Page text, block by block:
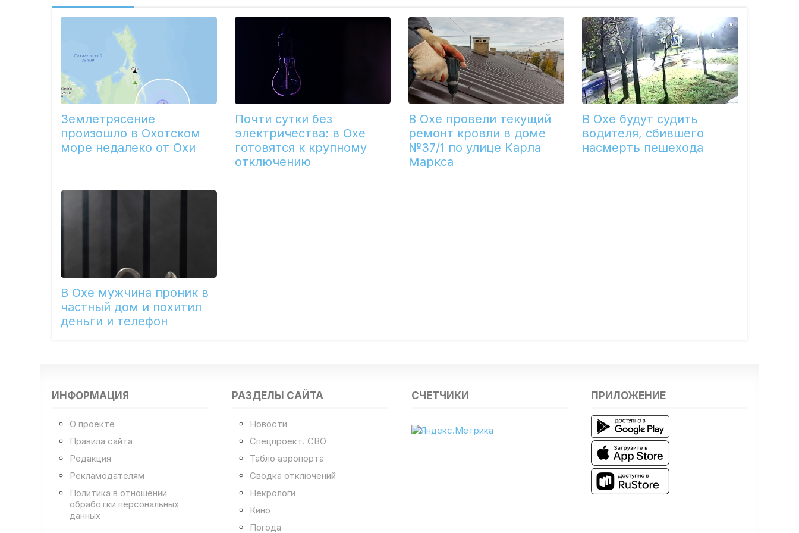
Землетрясение
произошло в Охотском
море недалеко от Охи
Почти сутки без
электричества: в Охе
готовятся к крупному
отключению
В Охе провели текущий
ремонт кровли в доме
№37/1 по улице Карла
Маркса
В Охе будут судить
водителя, сбившего
насмерть пешехода
В Охе мужчина проник в
частный дом и похитил
деньги и телефон
ИНФОРМАЦИЯ
О проекте
Правила сайта
Редакция
Рекламодателям
Политика в отношении
обработки персональных
данных
РАЗДЕЛЫ САЙТА
Новости
Спецпроект. СВО
Табло аэропорта
Сводка отключений
Некрологи
Кино
Погода
СЧЕТЧИКИ ПРИЛОЖЕНИЕ